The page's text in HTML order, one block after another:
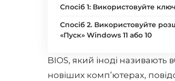
Спосіб 1: Використовуйте
Спосіб 2. Використовуйте
«Пуск» Windows 11 або 10
BIOS, який іноді
новіших комп’ютерах,